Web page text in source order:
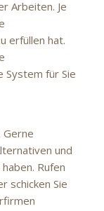
Arbeiten. Je
erfüllen hat.
System für Sie
und
Rufen
schicken Sie